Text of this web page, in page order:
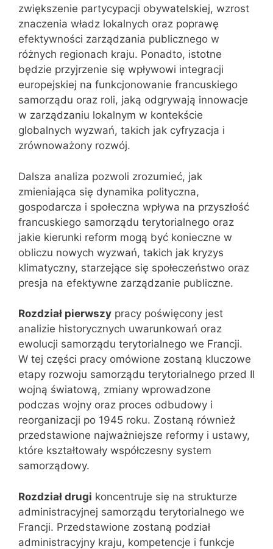
zwiększenie partycypacji obywatelskiej, wzrost
znaczenia władz lokalnych oraz poprawę
efektywności zarządzania publicznego w
różnych regionach kraju. Ponadto, istotne
będzie przyjrzenie się wpływowi integracji
europejskiej na funkcjonowanie francuskiego
samorządu oraz roli, jaką odgrywają innowacje
w zarządzaniu lokalnym w kontekście
globalnych wyzwań, takich jak cyfryzacja i
zrównoważony rozwój.
Dalsza analiza pozwoli zrozumieć, jak
zmieniająca się dynamika polityczna,
gospodarcza i społeczna wpływa na przyszłość
francuskiego samorządu terytorialnego oraz
jakie kierunki reform mogą być konieczne w
obliczu nowych wyzwań, takich jak kryzys
klimatyczny, starzejące się społeczeństwo oraz
presja na efektywne zarządzanie publiczne.
Rozdział pierwszy pracy poświęcony jest
analizie historycznych uwarunkowań oraz
ewolucji samorządu terytorialnego we Francji.
W tej części pracy omówione zostaną kluczowe
etapy rozwoju samorządu terytorialnego przed II
wojną światową, zmiany wprowadzone
podczas wojny oraz proces odbudowy i
reorganizacji po 1945 roku. Zostaną również
przedstawione najważniejsze reformy i ustawy,
które kształtowały współczesny system
samorządowy.
Rozdział drugi koncentruje się na strukturze
administracyjnej samorządu terytorialnego we
Francji. Przedstawione zostaną podział
administracyjny kraju, kompetencje i funkcje